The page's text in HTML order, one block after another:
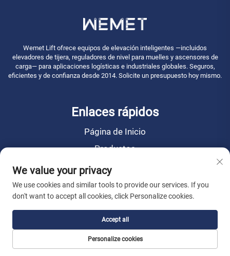
Wemet Lift ofrece equipos de elevación inteligentes —incluidos
elevadores de tijera, reguladores de nivel para muelles y ascensores de
carga— para aplicaciones logísticas e industriales globales. Seguros,
eficientes y de confianza desde 2014. Solicite un presupuesto hoy mismo.
Enlaces rápidos
Página de Inicio
Productos
Noticias
Sobre Nosotros
Contáctanos
Derechos de autor © 2026 WEMET Lift Machinery Co., Ltd. Todos los
derechos reservados. - Política de privacidad
We value your privacy
We use cookies and similar tools to provide our services. If you
don't want to accept all cookies, click Personalize cookies.
Personalize cookies
Accept all